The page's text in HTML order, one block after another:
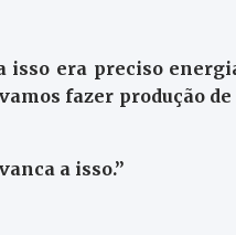
era preciso
fazer produção
a isso.”